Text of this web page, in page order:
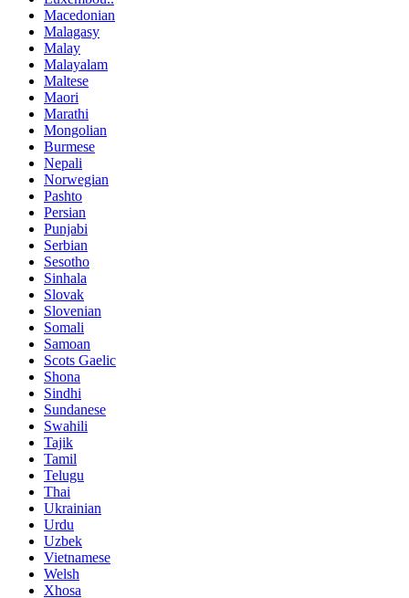
Macedonian
Malagasy
Malay
Malayalam
Maltese
Maori
Marathi
Mongolian
Burmese
Nepali
Norwegian
Pashto
Persian
Punjabi
Serbian
Sesotho
Sinhala
Slovak
Slovenian
Somali
Samoan
Scots Gaelic
Shona
Sindhi
Sundanese
Swahili
Tajik
Tamil
Telugu
Thai
Ukrainian
Urdu
Uzbek
Vietnamese
Welsh
Xhosa